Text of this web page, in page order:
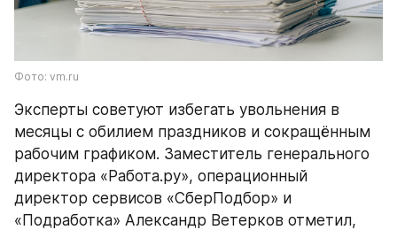
Фото: vm.ru
Эксперты советуют избегать увольнения в
месяцы с обилием праздников и сокращённым
рабочим графиком. Заместитель генерального
директора «Работа.ру», операционный
директор сервисов «СберПодбор» и
«Подработка» Александр Ветерков отметил,